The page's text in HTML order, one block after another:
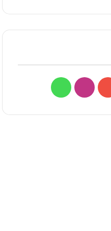
يوتيوبانستقرامواتساب